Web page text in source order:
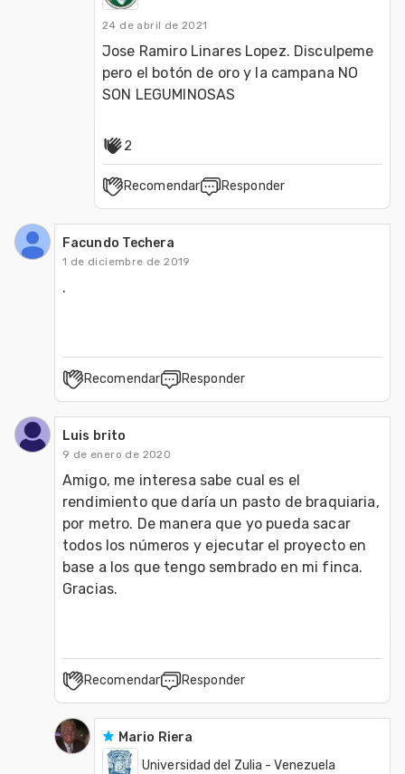
24 de abril de 2021
Jose Ramiro Linares Lopez. Disculpeme
pero el botón de oro y la campana NO
SON LEGUMINOSAS
2
Recomendar Responder
Facundo Techera
1 de diciembre de 2019
.
Recomendar Responder
Luis brito
9 de enero de 2020
Amigo, me interesa sabe cual es el
rendimiento que daría un pasto de braquiaria,
por metro. De manera que yo pueda sacar
todos los números y ejecutar el proyecto en
base a los que tengo sembrado en mi finca.
Gracias.
Recomendar Responder
Mario Riera
Universidad del Zulia - Venezuela